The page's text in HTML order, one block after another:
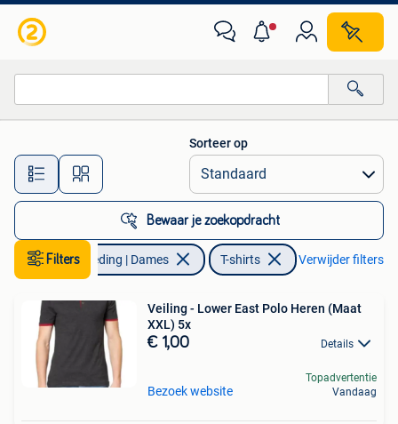
Alle afstanden…
Sorteer op
Bewaar je zoekopdracht
Filters Kleding | Dames T-shirts Verwijder filters
Veiling - Lower East Polo Heren (Maat
XXL) 5x
€ 1,00 Details
Bezoek website
Topadvertentie
Vandaag